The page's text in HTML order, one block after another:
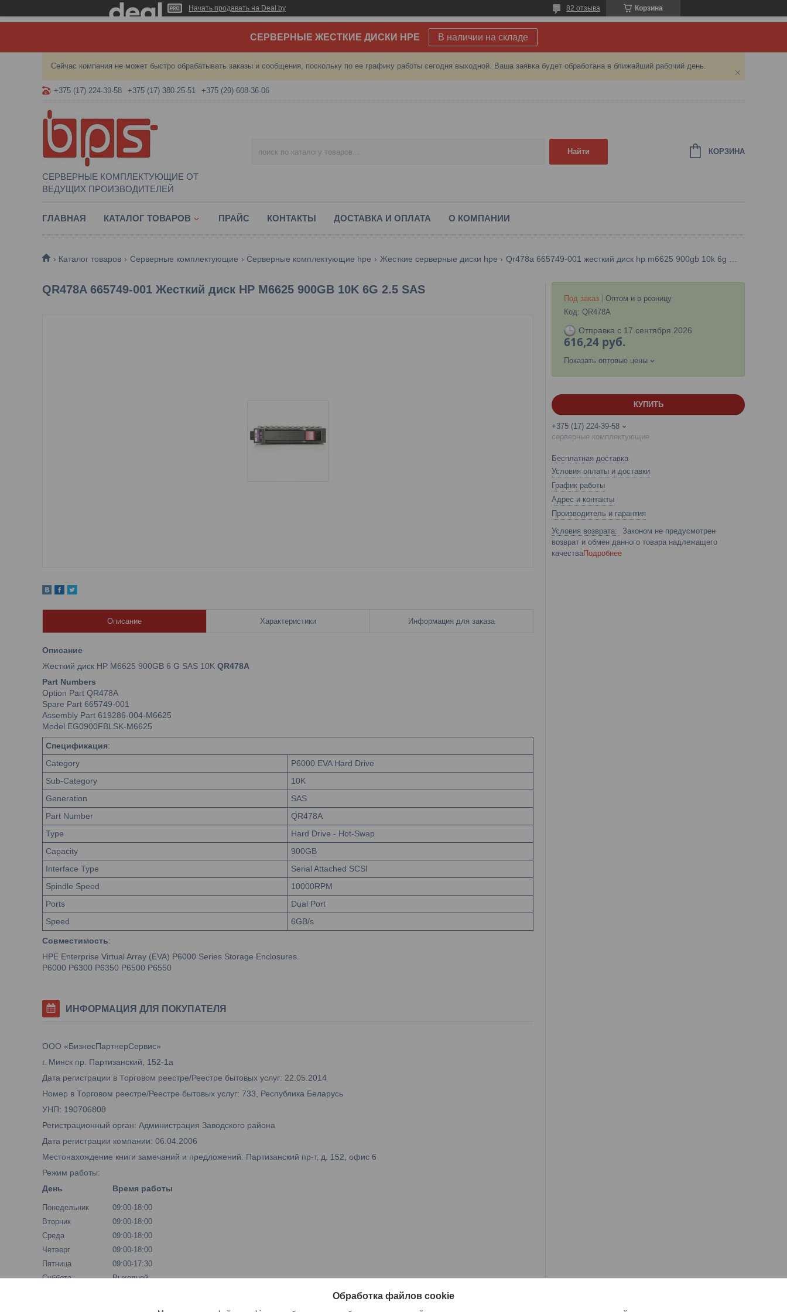
Начать продавать на Deal.by Корзина
82 отзыва
СЕРВЕРНЫЕ ЖЕСТКИЕ ДИСКИ HPE В наличии на складе
Сейчас компания не может быстро обрабатывать заказы и сообщения, поскольку по ее графику работы сегодня выходной. Ваша заявка будет обработана в ближайший рабочий день.
+375 (17) 224-39-58 +375 (17) 380-25-51 +375 (29) 608-36-06
СЕРВЕРНЫЕ КОМПЛЕКТУЮЩИЕ ОТ
ВЕДУЩИХ ПРОИЗВОДИТЕЛЕЙ
Найти КОРЗИНА
ГЛАВНАЯ КАТАЛОГ ТОВАРОВ ПРАЙС КОНТАКТЫ ДОСТАВКА И ОПЛАТА О КОМПАНИИ
Каталог товаров Серверные комплектующие Серверные комплектующие hpe Жесткие серверные диски hpe
QR478A 665749-001 Жесткий диск HP M6625 900GB 10K 6G 2.5 SAS
Описание Характеристики Информация для заказа
Описание
Жесткий диск HP M6625 900GB 6 G SAS 10K QR478A
Part Numbers
Option Part QR478A
Spare Part 665749-001
Assembly Part 619286-004-M6625
Model EG0900FBLSK-M6625
Спецификация:
Category
P6000 EVA Hard Drive
Sub-Category
10K
Generation
SAS
Part Number
QR478A
Type
Hard Drive - Hot-Swap
Capacity
900GB
Interface Type
Serial Attached SCSI
Spindle Speed
10000RPM
Ports
Dual Port
Speed
6GB/s
Совместимость:
HPE Enterprise Virtual Array (EVA) P6000 Series Storage Enclosures.
P6000 P6300 P6350 P6500 P6550
ИНФОРМАЦИЯ ДЛЯ ПОКУПАТЕЛЯ
ООО «БизнесПартнерСервис»
г. Минск пр. Партизанский, 152-1а
Дата регистрации в Торговом реестре/Реестре бытовых услуг: 22.05.2014
Номер в Торговом реестре/Реестре бытовых услуг: 733, Республика Беларусь
УНП: 190706808
Регистрационный орган: Администрация Заводского района
Дата регистрации компании: 06.04.2006
Местонахождение книги замечаний и предложений: Партизанский пр-т, д. 152, офис 6
Режим работы:
День
Время работы
Понедельник
09:00-18:00
Вторник
09:00-18:00
Среда
09:00-18:00
Четверг
09:00-18:00
Пятница
09:00-17:30
Суббота
Выходной
Под заказ
Оптом и в розницу
Код: QR478A
Отправка с 17 сентября 2026
616,24 руб.
Показать оптовые цены
КУПИТЬ
+375 (17) 224-39-58
серверные комплектующие
Бесплатная доставка
Условия оплаты и доставки
График работы
Адрес и контакты
Производитель и гарантия
Законом не предусмотрен
возврат и обмен данного товара надлежащего
качестваПодробнее
Обработка файлов cookie